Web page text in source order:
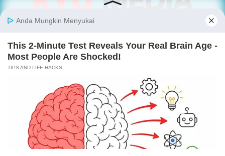
Kabarbaru.co menyajikan berita aktual dan
serta terverifikasi dari sumber yang tepat.
Follow Kabarbaru